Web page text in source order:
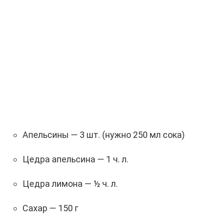
Апельсины — 3 шт. (нужно 250 мл сока)
Цедра апельсина — 1 ч. л.
Цедра лимона — ½ ч. л.
Сахар — 150 г